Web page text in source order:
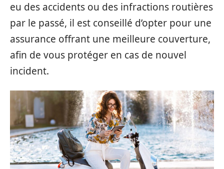
eu des accidents ou des infractions routières
par le passé, il est conseillé d’opter pour une
assurance offrant une meilleure couverture,
afin de vous protéger en cas de nouvel
incident.